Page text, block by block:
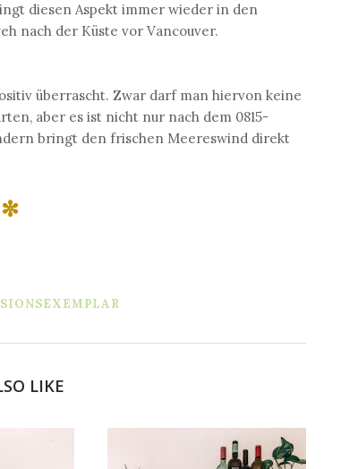
diesen Aspekt immer wieder in den
nach der Küste vor Vancouver.
überrascht. Zwar darf man hiervon keine
aber es ist nicht nur nach dem 0815-
bringt den frischen Meereswind direkt
LIKE